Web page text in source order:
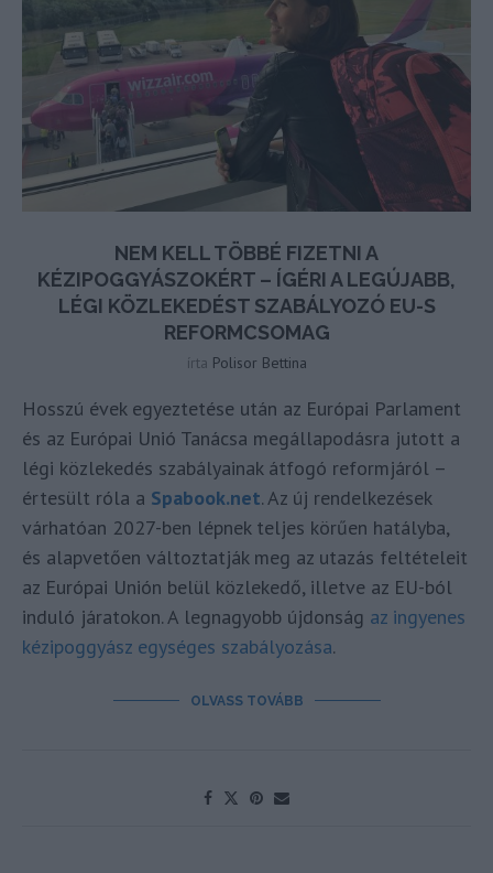
NEM KELL TÖBBÉ FIZETNI A
KÉZIPOGGYÁSZOKÉRT – ÍGÉRI A LEGÚJABB,
LÉGI KÖZLEKEDÉST SZABÁLYOZÓ EU-S
REFORMCSOMAG
írta Polisor Bettina
Hosszú évek egyeztetése után az Európai Parlament
és az Európai Unió Tanácsa megállapodásra jutott a
légi közlekedés szabályainak átfogó reformjáról –
értesült róla a Spabook.net. Az új rendelkezések
várhatóan 2027-ben lépnek teljes körűen hatályba,
és alapvetően változtatják meg az utazás feltételeit
az Európai Unión belül közlekedő, illetve az EU-ból
induló járatokon. A legnagyobb újdonság az ingyenes
kézipoggyász egységes szabályozása.
OLVASS TOVÁBB